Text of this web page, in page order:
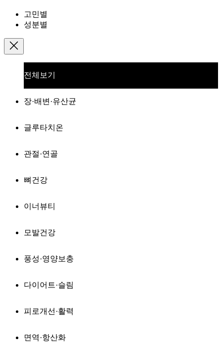
고민별
성분별
전체보기
장·배변·유산균
글루타치온
관절·연골
뼈건강
이너뷰티
모발건강
풍성·영양보충
다이어트·슬림
피로개선·활력
면역·항산화